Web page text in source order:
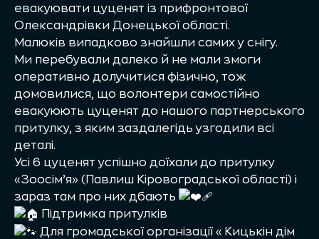
евакуювати цуценят із прифронтової
Олександрівки Донецької області.
Малюків випадково знайшли самих у снігу.
Ми перебували далеко й не мали змоги
оперативно долучитися фізично, тож
домовилися, що волонтери самостійно
евакуюють цуценят до нашого партнерського
притулку, з яким заздалегідь узгодили всі
деталі.
Усі 6 цуценят успішно доїхали до притулку
«Зоосім’я» (Павлиш Кіровоградської області) і
зараз там про них дбають
Підтримка притулків
Для громадської організації «Кицькін дім